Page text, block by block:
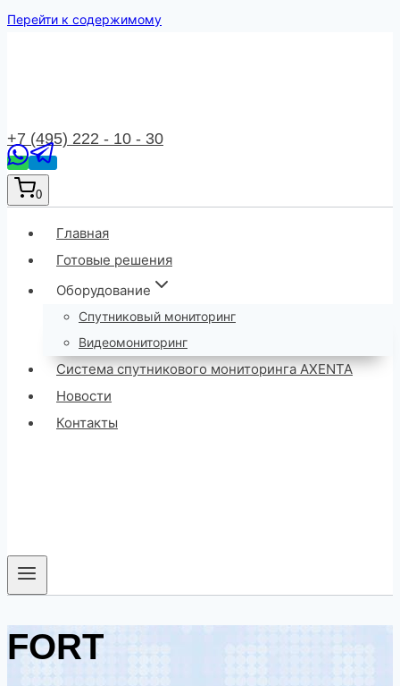
Перейти к содержимому
+7 (495) 222 - 10 - 30
0
Главная
Готовые решения
Оборудование
Спутниковый мониторинг
Видеомониторинг
Система спутникового мониторинга AXENTA
Новости
Контакты
FORT